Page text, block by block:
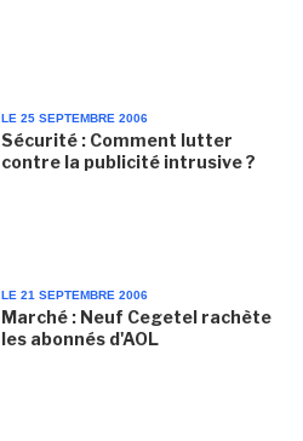
LE 25 SEPTEMBRE 2006
Sécurité : Comment lutter
contre la publicité intrusive ?
LE 21 SEPTEMBRE 2006
Marché : Neuf Cegetel rachète
les abonnés d'AOL